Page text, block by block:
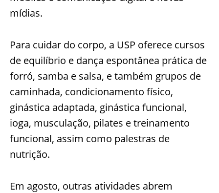
mídias.
Para cuidar do corpo, a USP oferece cursos
de equilíbrio e dança espontânea prática de
forró, samba e salsa, e também grupos de
caminhada, condicionamento físico,
ginástica adaptada, ginástica funcional,
ioga, musculação, pilates e treinamento
funcional, assim como palestras de
nutrição.
Em agosto, outras atividades abrem